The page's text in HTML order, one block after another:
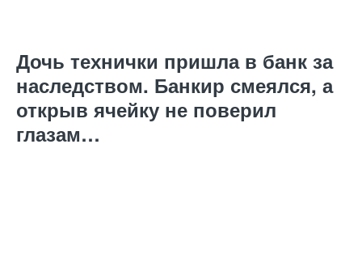
Дочь технички пришла в банк за
наследством. Банкир смеялся, а
открыв ячейку не поверил
глазам…